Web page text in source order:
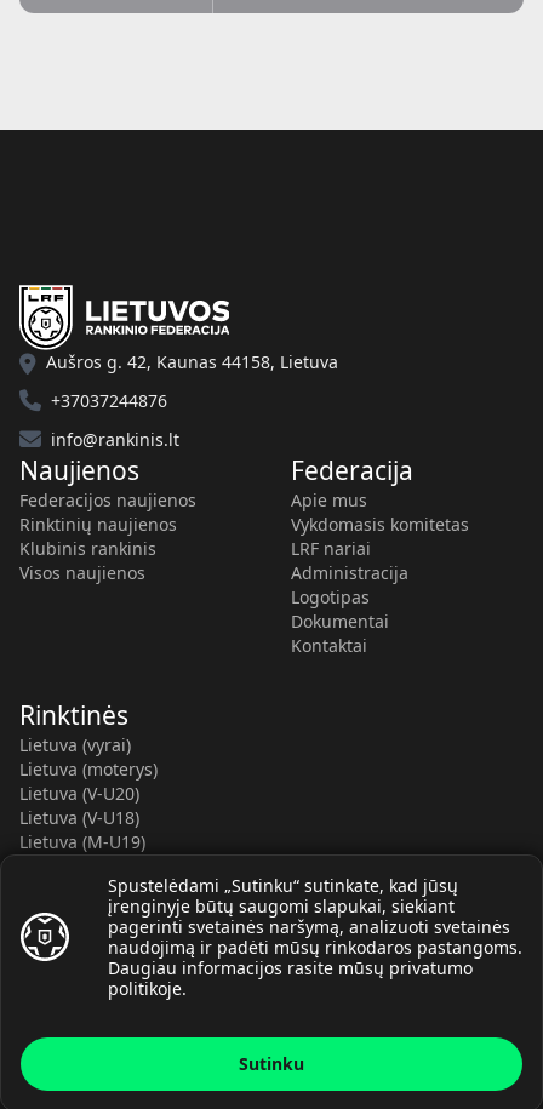
Spustelėdami „Sutinku“ sutinkate, kad jūsų
įrenginyje būtų saugomi slapukai, siekiant
pagerinti svetainės naršymą, analizuoti svetainės
naudojimą ir padėti mūsų rinkodaros pastangoms.
Daugiau informacijos rasite mūsų privatumo
politikoje.
Sutinku
Aušros g. 42, Kaunas 44158, Lietuva
+37037244876
info@rankinis.lt
Naujienos
Federacijos naujienos
Rinktinių naujienos
Klubinis rankinis
Visos naujienos
Federacija
Apie mus
Vykdomasis komitetas
LRF nariai
Administracija
Logotipas
Dokumentai
Kontaktai
Rinktinės
Lietuva (vyrai)
Lietuva (moterys)
Lietuva (V-U20)
Lietuva (V-U18)
Lietuva (M-U19)
Lietuva (M-U16)